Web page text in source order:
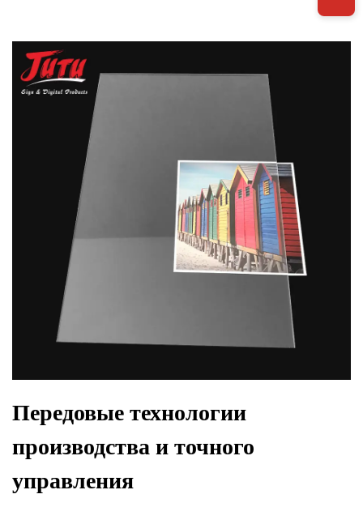
Передовые технологии
производства и точного
управления